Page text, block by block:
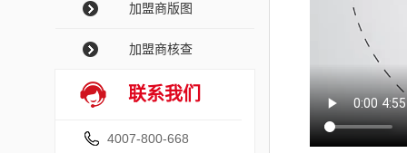
加盟商版图
加盟商核查
联系我们
4007-800-668